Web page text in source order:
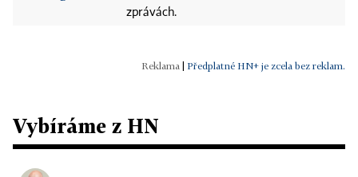
zprávách.
Předplatné HN+ je zcela bez reklam.
Vybíráme z HN